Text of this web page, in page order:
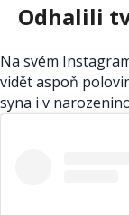
Odhalili
Na svém
vidět aspoň
syna i v